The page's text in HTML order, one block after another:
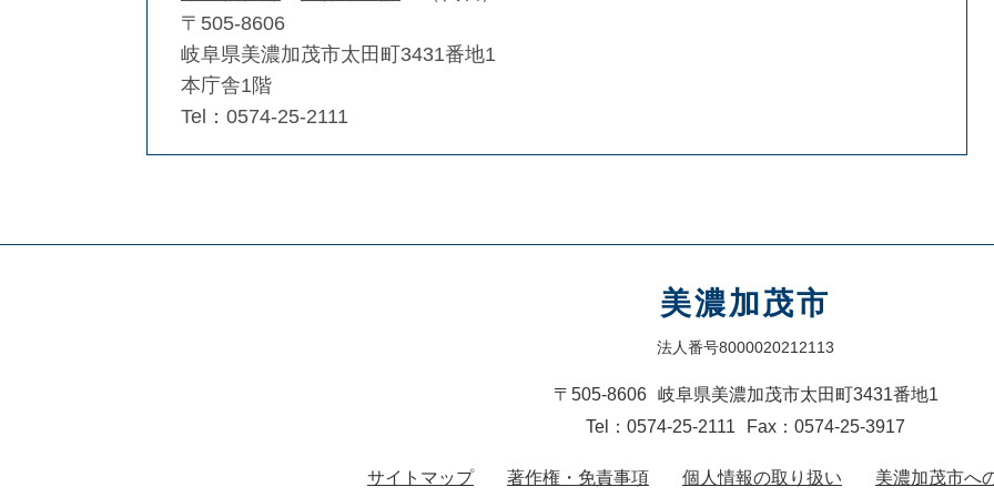
〒505-8606
岐阜県美濃加茂市太田町3431番地1
本庁舎1階
Tel：0574-25-2111
美濃加茂市
法人番号8000020212113
〒505-8606
岐阜県美濃加茂市太田町3431番地1
Tel：0574-25-2111
Fax：0574-25-3917
サイトマップ 著作権・免責事項 個人情報の取り扱い 美濃加茂市へ